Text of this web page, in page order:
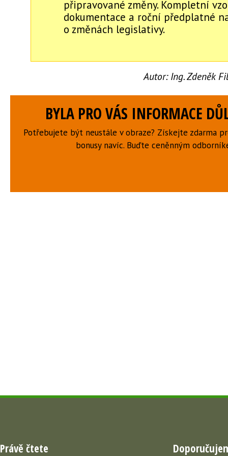
připravované změny. Kompletní
dokumentace a roční předplatné
o změnách legislativy.
Autor: Ing. Zdeněk
BYLA PRO VÁS INFORMACE
Potřebujete být neustále v obraze? Získejte zdarma
bonusy navíc. Buďte ceněnným
Právě čtete